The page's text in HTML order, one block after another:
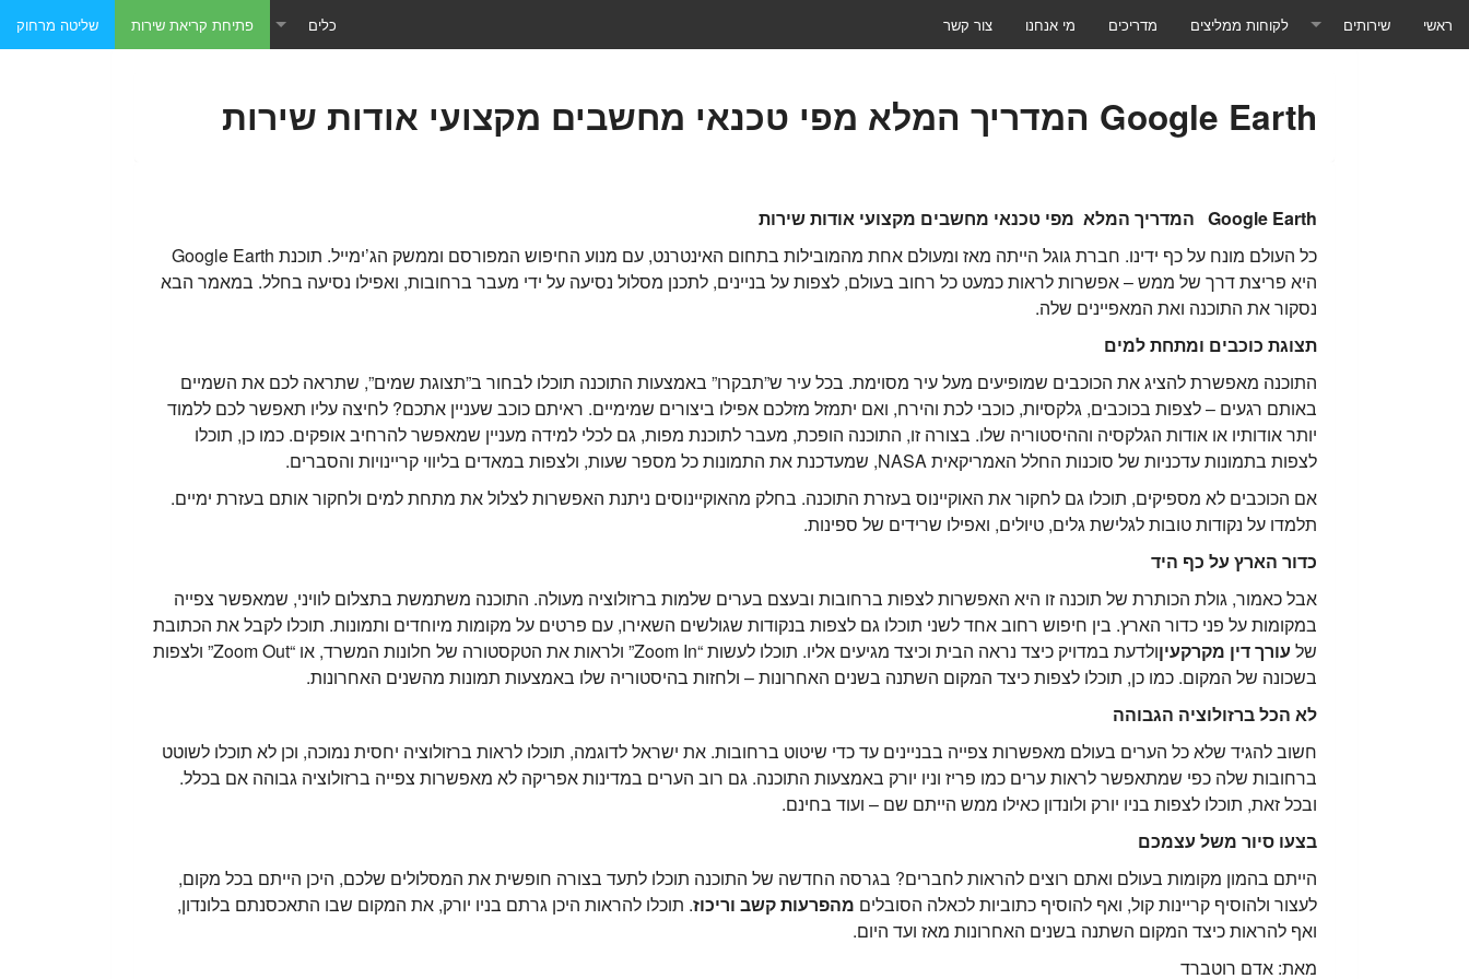
צור קשר מי אנחנו מדריכים לקוחות ממליצים שירותים
טכנאי מחשבים לעסקים
טכנאי מחשבים שליטה מרחוק
טכנאי מחשבים - ייעוץ ומכירת מחשבים
טכנאי מחשבים - שרתים ורשתות
טכנאי מחשבים - שירותי ענן
טכנאי מחשבים - מאמרים
טכנאי מחשבים - מאמרים נוספים
שיתופי פעולה טכנאי מחשבים
ראשי שליטה מרחוק פתיחת קריאת שירות כלים
טכנאי מחשבים - תוכנות שליטה מרחוק Google Earth המדריך המלא מפי טכנאי מחשבים מקצועי אודות שירות
Google Earth המדריך המלא מפי טכנאי מחשבים מקצועי אודות שירות
כל העולם מונח על כף ידינו. חברת גוגל הייתה מאז ומעולם אחת מהמובילות בתחום האינטרנט, עם מנוע החיפוש המפורסם וממשק הג’ימייל. תוכנת Google Earth
היא פריצת דרך של ממש – אפשרות לראות כמעט כל רחוב בעולם, לצפות על בניינים, לתכנן מסלול נסיעה על ידי מעבר ברחובות, ואפילו נסיעה בחלל. במאמר הבא
נסקור את התוכנה ואת המאפיינים שלה.
תצוגת כוכבים ומתחת למים
התוכנה מאפשרת להציג את הכוכבים שמופיעים מעל עיר מסוימת. בכל עיר ש”תבקרו” באמצעות התוכנה תוכלו לבחור ב”תצוגת שמים”, שתראה לכם את השמיים
באותם רגעים – לצפות בכוכבים, גלקסיות, כוכבי לכת והירח, ואם יתמזל מזלכם אפילו ביצורים שמימיים. ראיתם כוכב שעניין אתכם? לחיצה עליו תאפשר לכם ללמוד
יותר אודותיו או אודות הגלקסיה וההיסטוריה שלו. בצורה זו, התוכנה הופכת, מעבר לתוכנת מפות, גם לכלי למידה מעניין שמאפשר להרחיב אופקים. כמו כן, תוכלו
לצפות בתמונות עדכניות של סוכנות החלל האמריקאית NASA, שמעדכנת את התמונות כל מספר שעות, ולצפות במאדים בליווי קריינויות והסברים.
אם הכוכבים לא מספיקים, תוכלו גם לחקור את האוקיינוס בעזרת התוכנה. בחלק מהאוקיינוסים ניתנת האפשרות לצלול את מתחת למים ולחקור אותם בעזרת ימיים.
תלמדו על נקודות טובות לגלישת גלים, טיולים, ואפילו שרידים של ספינות.
כדור הארץ על כף היד
אבל כאמור, גולת הכותרת של תוכנה זו היא האפשרות לצפות ברחובות ובעצם בערים שלמות ברזולוציה מעולה. התוכנה משתמשת בתצלום לוויני, שמאפשר צפייה
במקומות על פני כדור הארץ. בין חיפוש רחוב אחד לשני תוכלו גם לצפות בנקודות שגולשים השאירו, עם פרטים על מקומות מיוחדים ותמונות. תוכלו לקבל את הכתובת
של עורך דין מקרקעין
ולדעת במדויק כיצד נראה הבית וכיצד מגיעים אליו. תוכלו לעשות “Zoom In” ולראות את הטקסטורה של חלונות המשרד, או “Zoom Out” ולצפות
בשכונה של המקום. כמו כן, תוכלו לצפות כיצד המקום השתנה בשנים האחרונות – ולחזות בהיסטוריה שלו באמצעות תמונות מהשנים האחרונות.
לא הכל ברזולוציה הגבוהה
חשוב להגיד שלא כל הערים בעולם מאפשרות צפייה בבניינים עד כדי שיטוט ברחובות. את ישראל לדוגמה, תוכלו לראות ברזולוציה יחסית נמוכה, וכן לא תוכלו לשוטט
ברחובות שלה כפי שמתאפשר לראות ערים כמו פריז וניו יורק באמצעות התוכנה. גם רוב הערים במדינות אפריקה לא מאפשרות צפייה ברזולוציה גבוהה אם בכלל.
ובכל זאת, תוכלו לצפות בניו יורק ולונדון כאילו ממש הייתם שם – ועוד בחינם.
בצעו סיור משל עצמכם
הייתם בהמון מקומות בעולם ואתם רוצים להראות לחברים? בגרסה החדשה של התוכנה תוכלו לתעד בצורה חופשית את המסלולים שלכם, היכן הייתם בכל מקום,
לעצור ולהוסיף קריינות קול, ואף להוסיף כתוביות לכאלה הסובלים מהפרעות קשב וריכוז. תוכלו להראות היכן גרתם בניו יורק, את המקום שבו התאכסנתם בלונדון,
ואף להראות כיצד המקום השתנה בשנים האחרונות מאז ועד היום.
מאת: אדם רוטברד